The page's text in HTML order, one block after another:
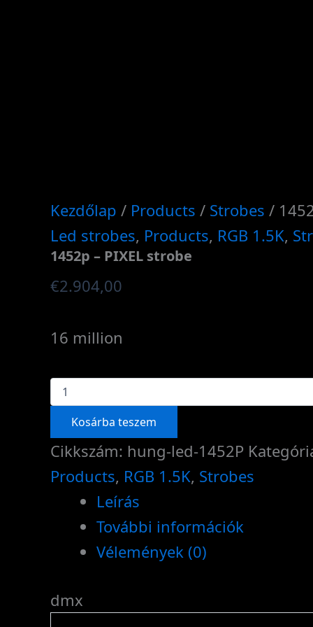
Kezdőlap / Products / Strobes /
Led strobes, Products, RGB 1.5K,
1452p – PIXEL strobe
€2.904,00
16 million
1452p
strobe
mennyiség
Kosárba teszem
Cikkszám: hung-led-1452P
Products, RGB 1.5K, Strobes
Leírás
További információk
Vélemények (0)
dmx